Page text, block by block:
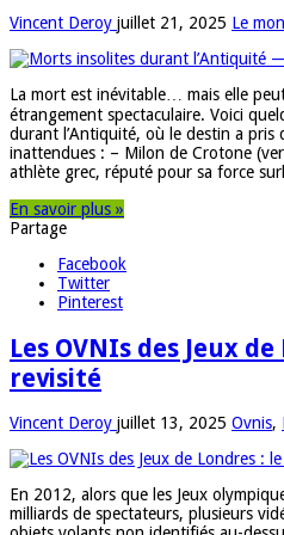
Vincent Deroy juillet 21, 2025 Le
La mort est inévitable… mais elle
étrangement spectaculaire. Voici
durant l’Antiquité, où le destin a pris
inattendues : – Milon de Crotone
athlète grec, réputé pour sa force
En savoir plus »
Partage
Facebook
Twitter
Pinterest
Les OVNIs des Jeux
revisité
Vincent Deroy juillet 13, 2025 Ovnis,
En 2012, alors que les Jeux
milliards de spectateurs, plusieurs